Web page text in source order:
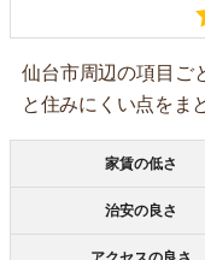
仙台市周辺の項目ご
と住みにくい点をま
家賃の低さ
治安の良さ